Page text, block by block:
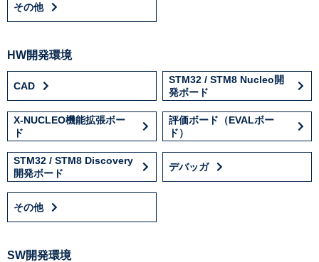
その他
HW開発環境
CAD
STM32 / STM8 Nucleo開
発ボード
X-NUCLEO機能拡張ボー
ド
評価ボード（EVALボー
ド）
STM32 / STM8 Discovery
開発ボード
デバッガ
その他
SW開発環境